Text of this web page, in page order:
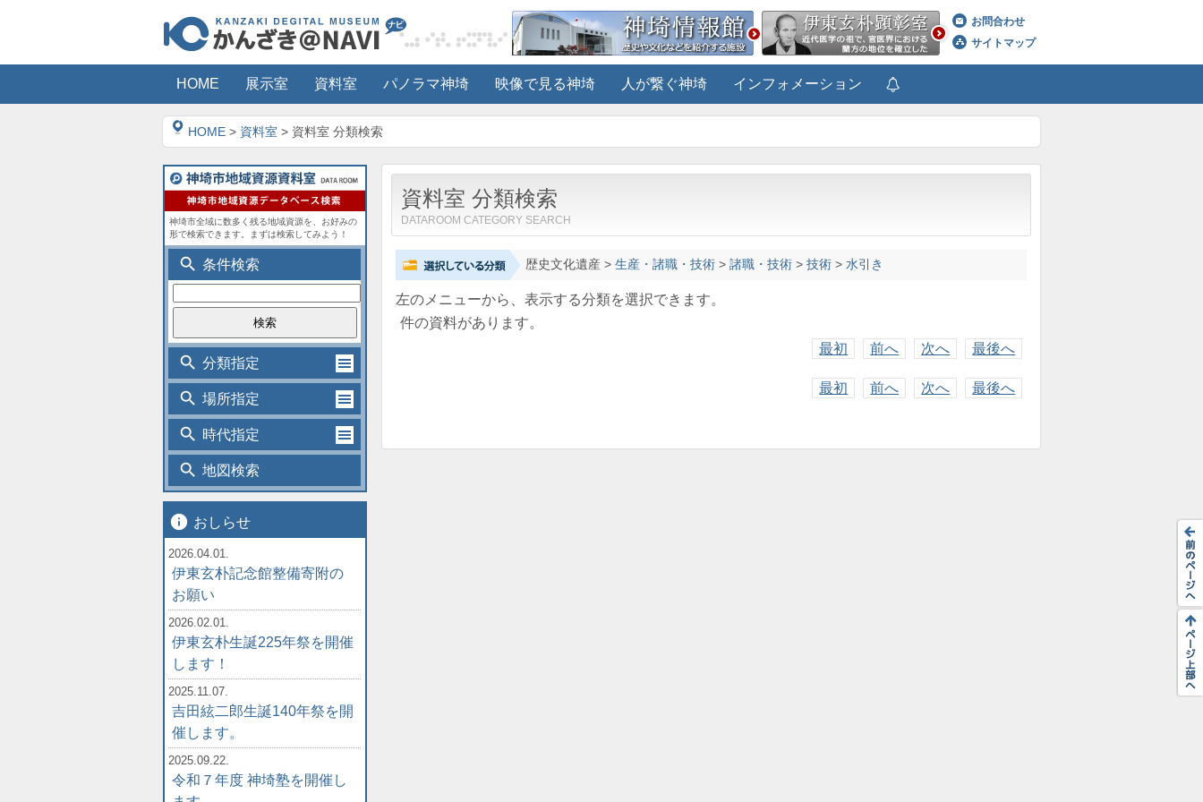
お問合わせ
サイトマップ
HOME 展示室 資料室 パノラマ神埼 映像で見る神埼 人が繋ぐ神埼 インフォメーション
HOME > 資料室 > 資料室 分類検索
資料室 分類検索
DATAROOM CATEGORY SEARCH
歴史文化遺産> 生産・諸職・技術> 諸職・技術> 技術> 水引き
左のメニューから、表示する分類を選択できます。
件の資料があります。
最初
前へ 次へ 最後へ
最初 前へ 次へ 最後へ
神埼市全域に数多く残る地域資源を、お好みの
形で検索できます。まずは検索してみよう！
search 条件検索
search 分類指定
search 場所指定
search 時代指定
search 地図検索
info おしらせ
2026.04.01.
伊東玄朴記念館整備寄附の
お願い
2026.02.01.
伊東玄朴生誕225年祭を開催
します！
2025.11.07.
吉田絃二郎生誕140年祭を開
催します。
2025.09.22.
令和７年度 神埼塾を開催し